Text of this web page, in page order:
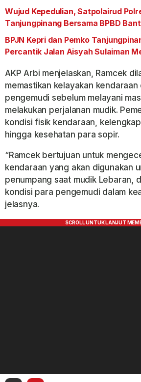
Wujud Kepedulian, Satpolairud
Tanjungpinang Bersama BPBD
BPJN Kepri dan Pemko
Percantik Jalan Aisyah Sulaiman
AKP Arbi menjelaskan, Ramcek
memastikan kelayakan kendaraan
pengemudi sebelum melayani
melakukan perjalanan mudik.
kondisi fisik kendaraan,
hingga kesehatan para sopir.
“Ramcek bertujuan untuk
kendaraan yang akan digunakan
penumpang saat mudik Lebaran,
kondisi para pengemudi dalam
jelasnya.